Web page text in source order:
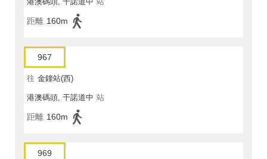
距離 160m
967
往 金鐘站(西)
港澳碼頭, 干諾道中 站
距離 160m
969